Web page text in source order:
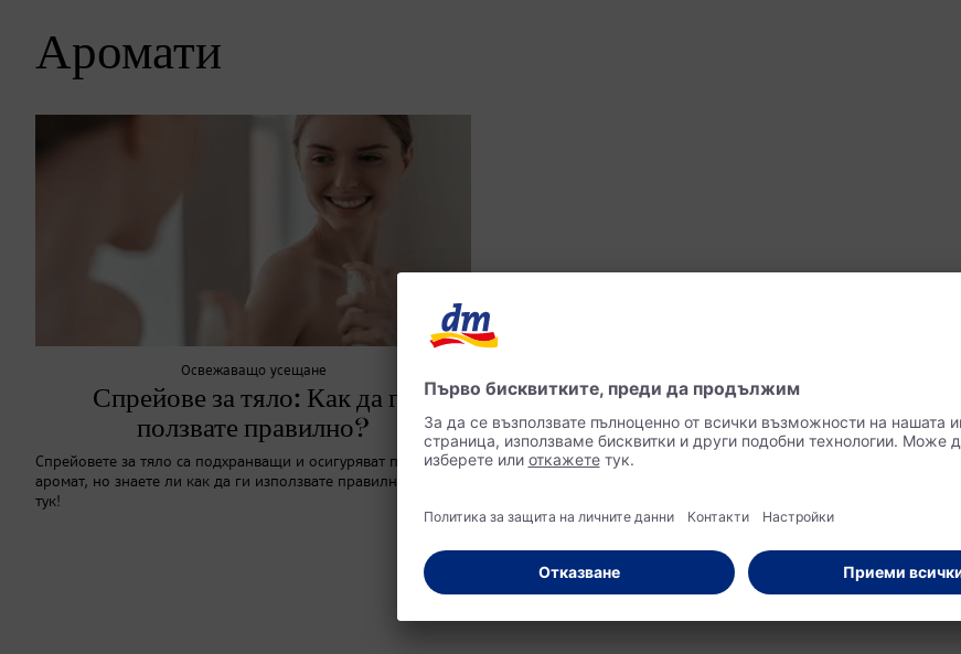
Аромати
Освежаващо усещане
Спрейове за тяло: Как да ги
ползвате правилно?
Спрейовете за тяло са подхранващи и осигуряват приятен
аромат, но знаете ли как да ги използвате правилно? Научете
тук!